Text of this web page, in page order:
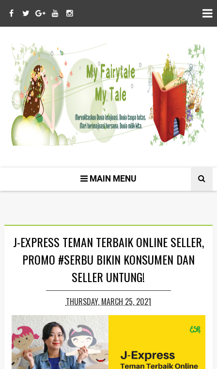
MAIN MENU
J-EXPRESS TEMAN TERBAIK ONLINE SELLER,
PROMO #SERBU BIKIN KONSUMEN DAN
SELLER UNTUNG!
THURSDAY, MARCH 25, 2021